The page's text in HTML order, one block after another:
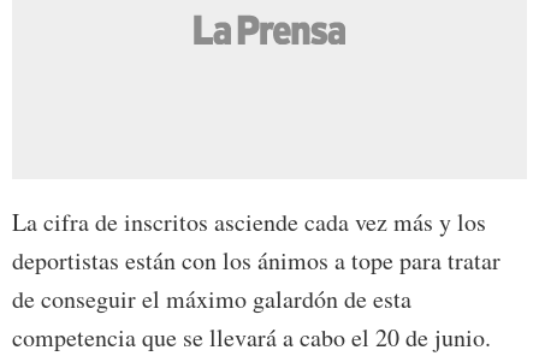
La cifra de inscritos asciende cada vez más y los
deportistas están con los ánimos a tope para tratar
de conseguir el máximo galardón de esta
competencia que se llevará a cabo el 20 de junio.